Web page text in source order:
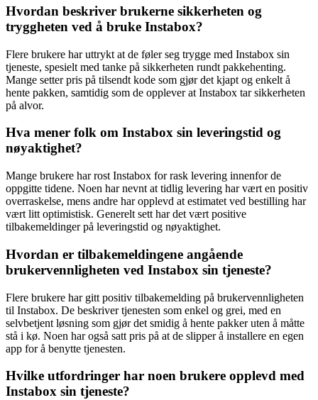
Hvordan beskriver brukerne sikkerheten og
tryggheten ved å bruke Instabox?
Flere brukere har uttrykt at de føler seg trygge med Instabox sin
tjeneste, spesielt med tanke på sikkerheten rundt pakkehenting.
Mange setter pris på tilsendt kode som gjør det kjapt og enkelt å
hente pakken, samtidig som de opplever at Instabox tar sikkerheten
på alvor.
Hva mener folk om Instabox sin leveringstid og
nøyaktighet?
Mange brukere har rost Instabox for rask levering innenfor de
oppgitte tidene. Noen har nevnt at tidlig levering har vært en positiv
overraskelse, mens andre har opplevd at estimatet ved bestilling har
vært litt optimistisk. Generelt sett har det vært positive
tilbakemeldinger på leveringstid og nøyaktighet.
Hvordan er tilbakemeldingene angående
brukervennligheten ved Instabox sin tjeneste?
Flere brukere har gitt positiv tilbakemelding på brukervennligheten
til Instabox. De beskriver tjenesten som enkel og grei, med en
selvbetjent løsning som gjør det smidig å hente pakker uten å måtte
stå i kø. Noen har også satt pris på at de slipper å installere en egen
app for å benytte tjenesten.
Hvilke utfordringer har noen brukere opplevd med
Instabox sin tjeneste?